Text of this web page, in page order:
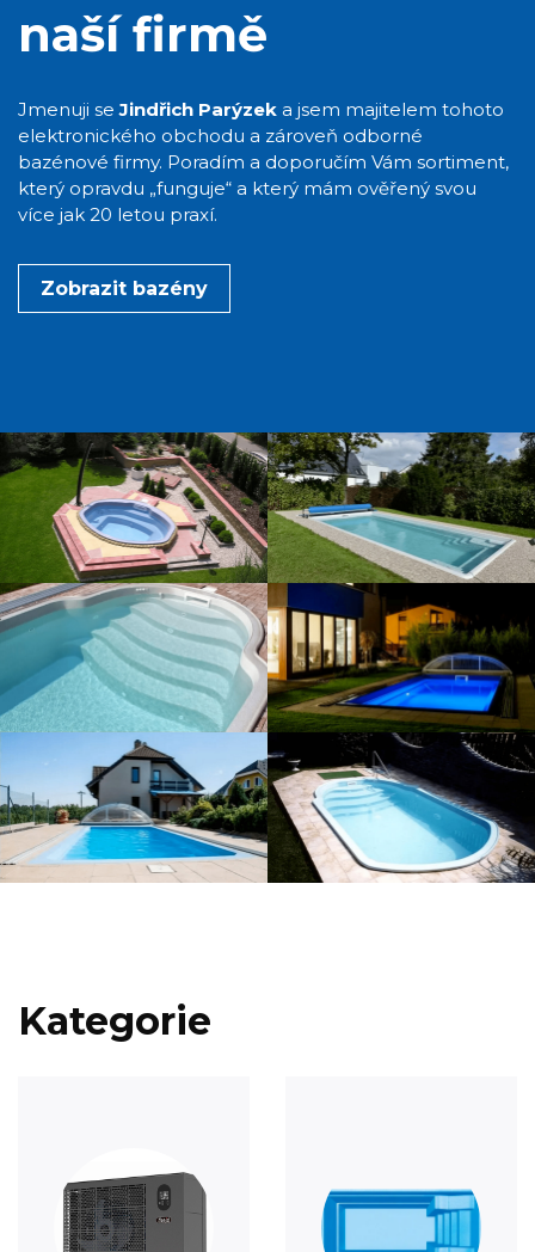
naší firmě
Jmenuji seJindřich Parýzek a jsem majitelem tohoto
elektronického obchodu a zároveň odborné
bazénové firmy. Poradím a doporučím Vám sortiment,
který opravdu „funguje“ a který mám ověřený svou
více jak 20 letou praxí.
Zobrazit bazény
Kategorie